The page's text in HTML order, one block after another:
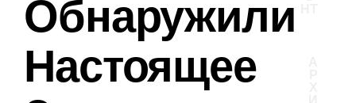
Обнаружили
Настоящее